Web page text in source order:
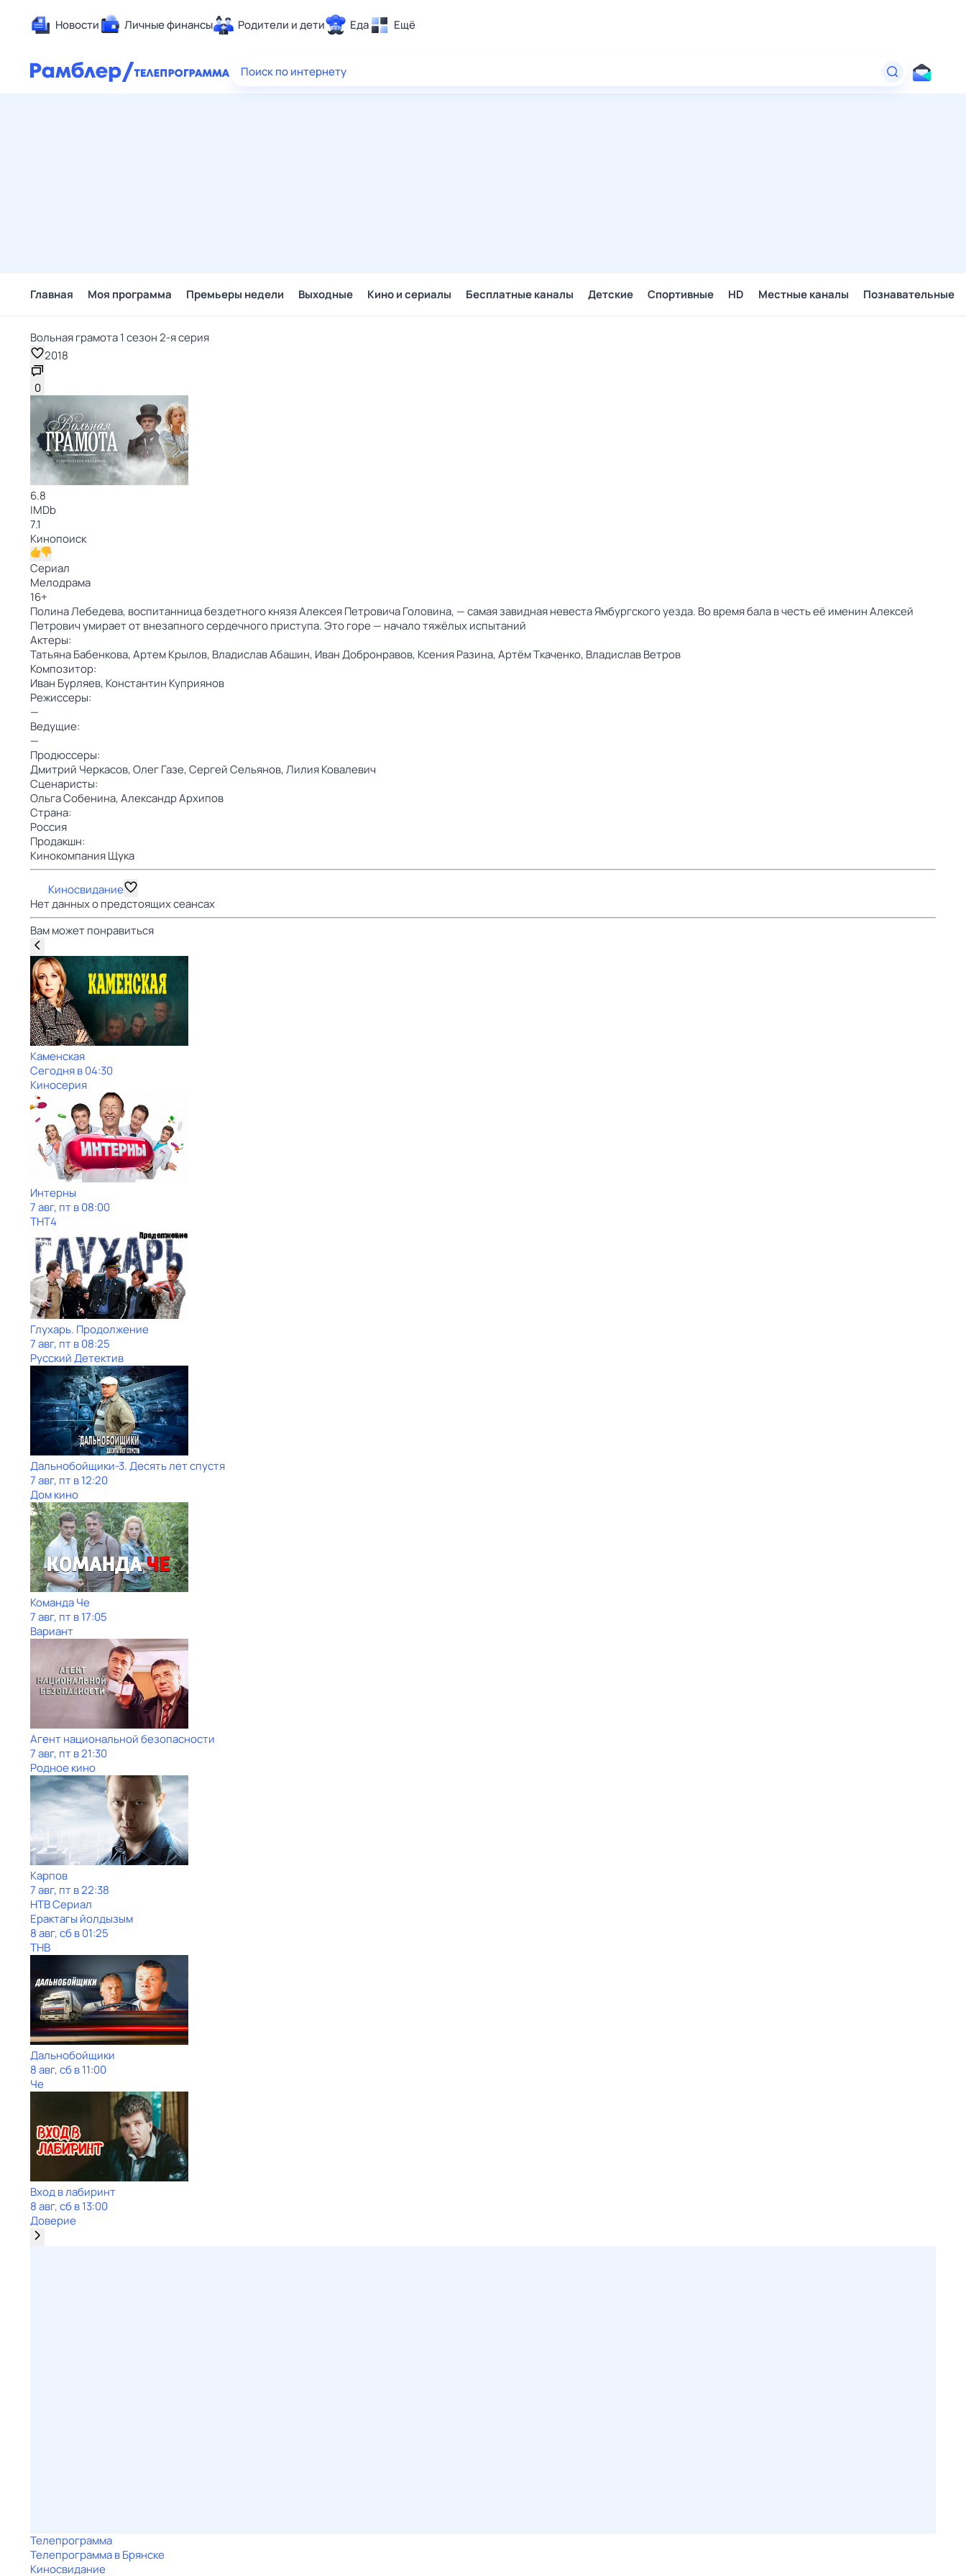
Новости Личные финансы Родители и дети Еда Ещё
Здоровье
Поиск по интернету
Главная Моя программа Премьеры недели Выходные Кино и сериалы Бесплатные каналы Детские Спортивные HD Местные каналы Познавательные
Вольная грамота 1 сезон 2-я серия
2018
0
6.8
IMDb
7.1
Кинопоиск
Сериал
Мелодрама
16+
Полина Лебедева, воспитанница бездетного князя Алексея Петровича Головина, — самая завидная невеста Ямбургского уезда. Во время бала в честь её именин Алексей
Петрович умирает от внезапного сердечного приступа. Это горе — начало тяжёлых испытаний
Актеры:
Татьяна Бабенкова,Артем Крылов, Владислав Абашин, Иван Добронравов, Ксения Разина,Артём Ткаченко, Владислав Ветров
Композитор:
Иван Бурляев, Константин Куприянов
Режиссеры:
—
Ведущие:
—
Продюссеры:
Дмитрий Черкасов,Олег Газе,Сергей Сельянов,Лилия Ковалевич
Сценаристы:
Ольга Собенина,Александр Архипов
Страна:
Россия
Продакшн:
Кинокомпания Щука
Киносвидание
Нет данных о предстоящих сеансах
Вам может понравиться
Каменская
Сегодня в 04:30
Киносерия
Интерны
7 авг, пт в 08:00
ТНТ4
Глухарь. Продолжение
7 авг, пт в 08:25
Русский Детектив
Дальнобойщики-3. Десять лет спустя
7 авг, пт в 12:20
Дом кино
Команда Че
7 авг, пт в 17:05
Вариант
Агент национальной безопасности
7 авг, пт в 21:30
Родное кино
Карпов
7 авг, пт в 22:38
НТВ Сериал
Ерактагы йолдызым
8 авг, сб в 01:25
ТНВ
Дальнобойщики
8 авг, сб в 11:00
Че
Вход в лабиринт
8 авг, сб в 13:00
Доверие
Телепрограмма
Телепрограмма в Брянске
Киносвидание